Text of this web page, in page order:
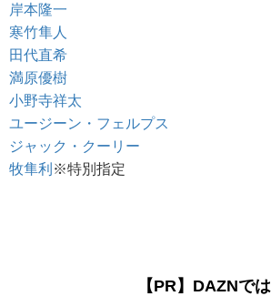
岸本隆一
寒竹隼人
田代直希
満原優樹
小野寺祥太
ユージーン・フェルプス
ジャック・クーリー
牧隼利 ※特別指定
【PR】DAZNでは